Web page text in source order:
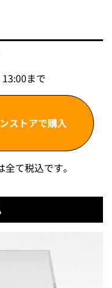
まで
ストアで購入
て税込です。